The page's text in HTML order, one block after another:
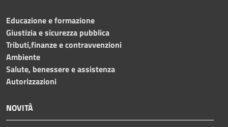
Educazione e formazione
Giustizia e sicurezza pubblica
Tributi,finanze e contravvenzioni
Ambiente
Salute, benessere e assistenza
Autorizzazioni
NOVITÀ